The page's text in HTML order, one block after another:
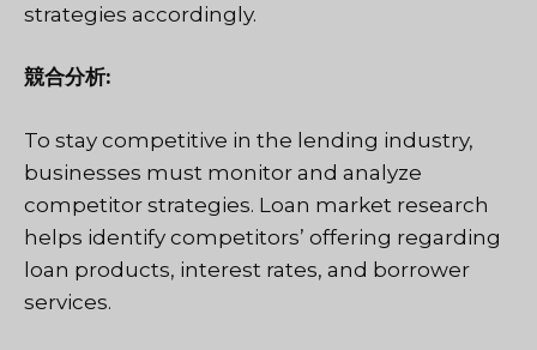
strategies accordingly.
競合分析:
To stay competitive in the lending industry,
businesses must monitor and analyze
competitor strategies. Loan market research
helps identify competitors’ offering regarding
loan products, interest rates, and borrower
services.